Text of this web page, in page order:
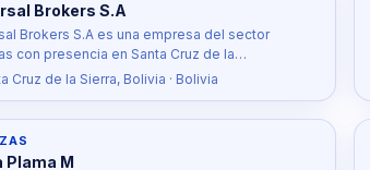
Brokers S.A
Brokers S.A es una empresa del sector
con presencia en Santa Cruz de la…
Cruz de la Sierra, Bolivia · Bolivia
Plama M